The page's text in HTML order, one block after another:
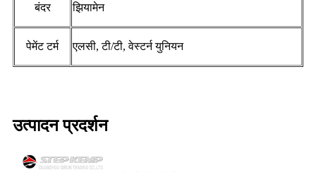
बंदर झियामेन
पेमेंट टर्म एलसी, टी/टी, वेस्टर्न युनियन
उत्पादन प्रदर्शन